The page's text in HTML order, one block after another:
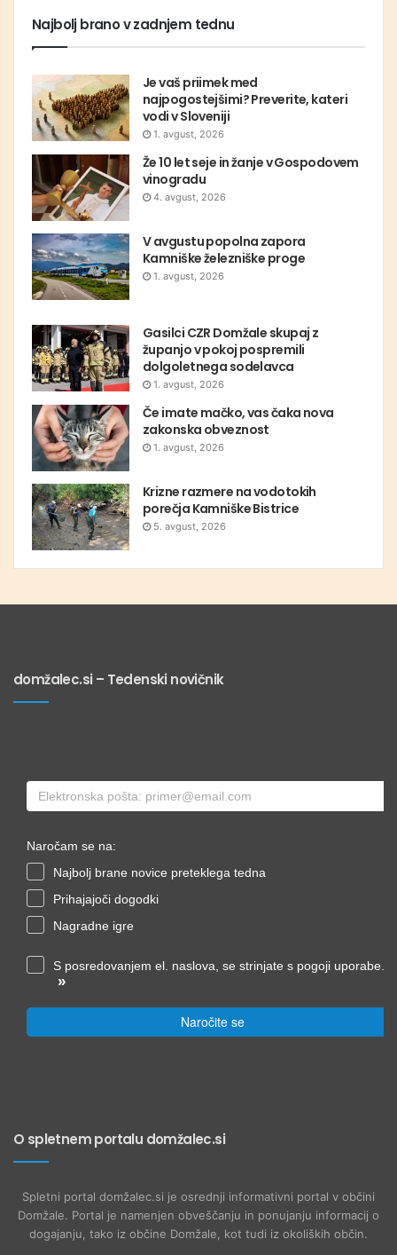
Najbolj brano v zadnjem tednu
Je vaš priimek med
najpogostejšimi? Preverite, kateri
vodi v Sloveniji
1. avgust, 2026
Že 10 let seje in žanje v Gospodovem
vinogradu
4. avgust, 2026
V avgustu popolna zapora
Kamniške železniške proge
1. avgust, 2026
Gasilci CZR Domžale skupaj z
županjo v pokoj pospremili
dolgoletnega sodelavca
1. avgust, 2026
Če imate mačko, vas čaka nova
zakonska obveznost
1. avgust, 2026
Krizne razmere na vodotokih
porečja Kamniške Bistrice
5. avgust, 2026
domžalec.si – Tedenski novičnik
Naročam se na:
Najbolj brane novice preteklega tedna
Prihajajoči dogodki
Nagradne igre
S posredovanjem el. naslova, se strinjate s pogoji uporabe.
»
Naročite se
O spletnem portalu domžalec.si
Spletni portal domžalec.si je osrednji informativni portal v občini
Domžale. Portal je namenjen obveščanju in ponujanju informacij o
dogajanju, tako iz občine Domžale, kot tudi iz okoliških občin.